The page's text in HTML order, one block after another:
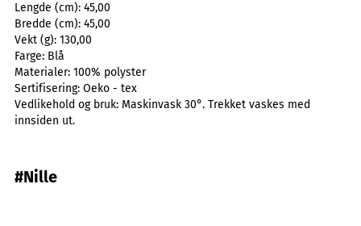
Lengde (cm): 45,00
Bredde (cm): 45,00
Vekt (g): 130,00
Farge: Blå
Materialer: 100% polyster
Sertifisering: Oeko - tex
Vedlikehold og bruk: Maskinvask 30°. Trekket vaskes med
innsiden ut.
#Nille